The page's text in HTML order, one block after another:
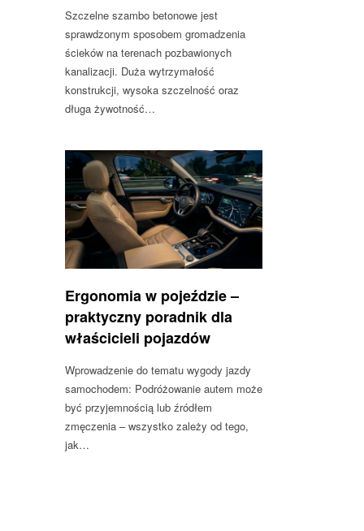
Szczelne szambo betonowe jest
sprawdzonym sposobem gromadzenia
ścieków na terenach pozbawionych
kanalizacji. Duża wytrzymałość
konstrukcji, wysoka szczelność oraz
długa żywotność…
Ergonomia w pojeździe –
praktyczny poradnik dla
właścicieli pojazdów
Wprowadzenie do tematu wygody jazdy
samochodem: Podróżowanie autem może
być przyjemnością lub źródłem
zmęczenia – wszystko zależy od tego,
jak…